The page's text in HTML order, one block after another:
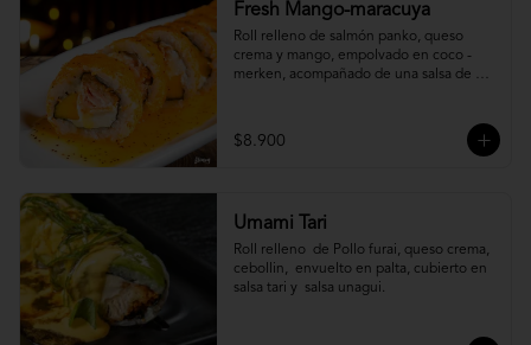
Fresh Mango-maracuya
Roll relleno de salmón panko, queso
crema y mango, empolvado en coco -
merken, acompañado de una salsa de
$8.900
Umami Tari
Roll relleno  de Pollo furai, queso crema,
cebollin,  envuelto en palta, cubierto en
salsa tari y  salsa unagui.